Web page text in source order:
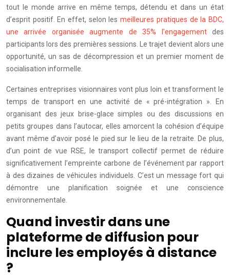
tout le monde arrive en même temps, détendu et dans un état
d’esprit positif. En effet, selon lesmeilleures pratiques de la BDC,
une arrivée organisée augmente de 35% l’engagementdes
participants lors des premières sessions. Le trajet devient alors une
opportunité, un sas de décompression et un premier moment de
socialisation informelle.
Certaines entreprises visionnaires vont plus loin et transforment le
temps de transport en une activité de « pré-intégration ». En
organisant des jeux brise-glace simples ou des discussions en
petits groupes dans l’autocar, elles amorcent la cohésion d’équipe
avant même d’avoir posé le pied sur le lieu de la retraite. De plus,
d’un point de vue RSE, le transport collectif permet de réduire
significativement l’empreinte carbone de l’événement par rapport
à des dizaines de véhicules individuels. C’est un message fort qui
démontre une planification soignée et une conscience
environnementale.
Quand investir dans une
plateforme de diffusion pour
inclure les employés à distance
?